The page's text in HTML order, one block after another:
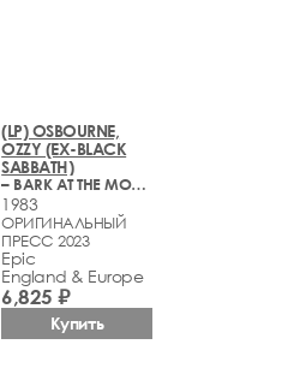
(LP) OSBOURNE,
OZZY (EX-BLACK
SABBATH)
– BARK AT THE MOON
1983
ОРИГИНАЛЬНЫЙ
ПРЕСС 2023
Epic
England & Europe
6,825 ₽
Купить